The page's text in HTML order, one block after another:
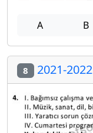
A B
8 2021-2022